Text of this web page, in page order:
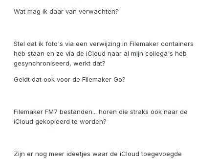
Wat mag ik daar van verwachten?
Stel dat ik foto's via een verwijzing in Filemaker containers
heb staan en ze via de iCloud naar al mijn collega's heb
gesynchroniseerd, werkt dat?
Geldt dat ook voor de Filemaker Go?
Filemaker FM7 bestanden... horen die straks ook naar de
iCloud gekopieerd te worden?
Zijn er nog meer ideetjes waar de iCloud toegevoegde